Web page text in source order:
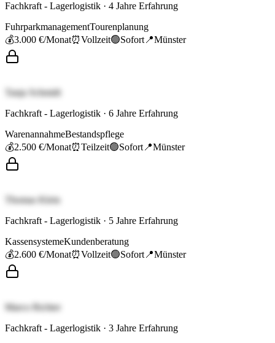
Fachkraft - Lagerlogistik · 4 Jahre Erfahrung
FuhrparkmanagementTourenplanung
💰3.000 €/Monat⏰Vollzeit🟢Sofort 📍Münster
Tanja Schmidt
Fachkraft - Lagerlogistik · 6 Jahre Erfahrung
WarenannahmeBestandspflege
💰2.500 €/Monat⏰Teilzeit🟢Sofort 📍Münster
Thomas Klein
Fachkraft - Lagerlogistik · 5 Jahre Erfahrung
KassensystemeKundenberatung
💰2.600 €/Monat⏰Vollzeit🟢Sofort 📍Münster
Marco Richter
Fachkraft - Lagerlogistik · 3 Jahre Erfahrung